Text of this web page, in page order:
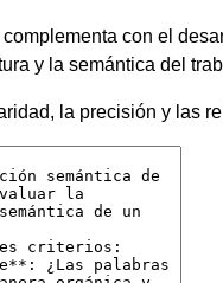
con el
y la semántica del
la precisión y las